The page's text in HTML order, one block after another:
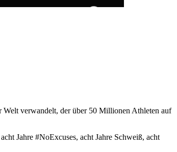
Welt verwandelt, der über 50 Millionen Athleten auf
Jahre #NoExcuses, acht Jahre Schweiß, acht